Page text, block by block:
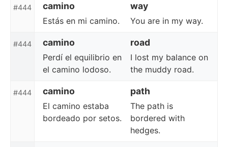
#444 camino way
Estás en mi camino. You are in my way.
#444 camino road
Perdí el equilibrio en
el camino lodoso.
I lost my balance on
the muddy road.
#444 camino path
El camino estaba
bordeado por setos.
The path is
bordered with
hedges.